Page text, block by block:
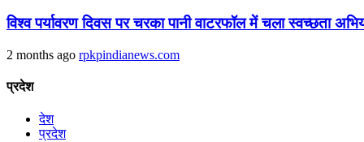
विश्व पर्यावरण दिवस पर चरका पानी वाटरफॉल में चला स्वच्छता
2 months ago rpkpindianews.com
प्रदेश
देश
प्रदेश